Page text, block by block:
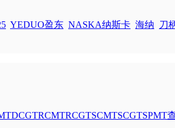
YEDUO盈东 NASKA纳斯卡 海纳 刀
DCGTRCMTRCGTSCMTSCGTSPMT